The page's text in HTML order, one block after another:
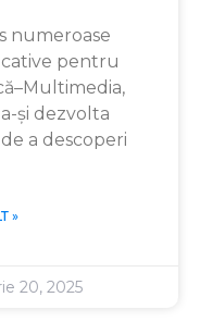
numeroase
pentru
și dezvolta
a descoperi
»
20, 2025